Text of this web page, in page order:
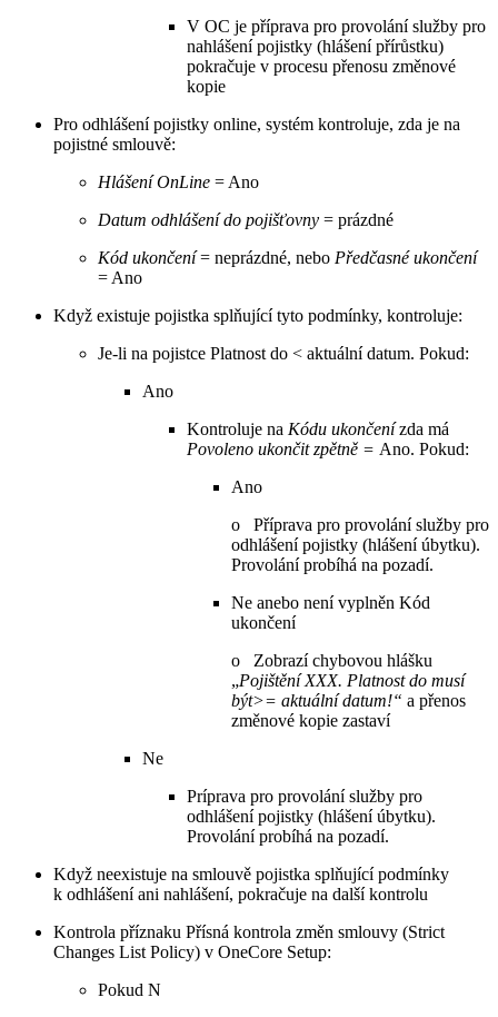
V OC je příprava pro provolání služby pro
nahlášení pojistky (hlášení přírůstku)
pokračuje v procesu přenosu změnové
kopie
Pro odhlášení pojistky online, systém kontroluje, zda je na
pojistné smlouvě:
Hlášení OnLine = Ano
Datum odhlášení do pojišťovny = prázdné
Kód ukončení= neprázdné, nebo Předčasné ukončení
= Ano
Když existuje pojistka splňující tyto podmínky, kontroluje:
Je-li na pojistce Platnost do < aktuální datum. Pokud:
Ano
Kontroluje na Kódu ukončenízda má
Povoleno ukončit zpětně = Ano. Pokud:
Ano
o Příprava pro provolání služby pro
odhlášení pojistky (hlášení úbytku).
Provolání probíhá na pozadí.
Ne anebo není vyplněn Kód
ukončení
o Zobrazí chybovou hlášku
„Pojištění XXX. Platnost do musí
být>= aktuální datum!“ a přenos
změnové kopie zastaví
Ne
Príprava pro provolání služby pro
odhlášení pojistky (hlášení úbytku).
Provolání probíhá na pozadí.
Když neexistuje na smlouvě pojistka splňující podmínky
k odhlášení ani nahlášení, pokračuje na další kontrolu
Kontrola příznaku Přísná kontrola změn smlouvy (Strict
Changes List Policy) v OneCore Setup:
Pokud N